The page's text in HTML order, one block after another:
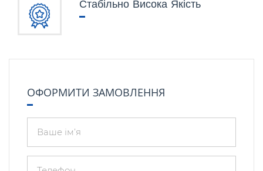
Стабільно Висока Якість
ОФОРМИТИ ЗАМОВЛЕННЯ